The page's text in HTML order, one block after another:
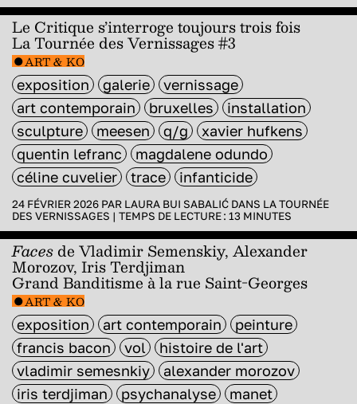
Le Critique s’interroge toujours trois fois
La Tournée des Vernissages #3
ART & KO
exposition galerie
vernissage
art contemporain
bruxelles
installation
sculpture
meesen q/g
xavier hufkens
quentin lefranc
magdalene odundo
céline cuvelier
trace infanticide
24 FÉVRIER 2026 PAR LAURA BUI SABALIĆ DANS LA TOURNÉE
DES VERNISSAGES | TEMPS DE LECTURE : 13 MINUTES
Facesde Vladimir Semenskiy, Alexander
Morozov, Iris Terdjiman
Grand Banditisme à la rue Saint-Georges
ART & KO
exposition art contemporain
peinture
francis bacon
vol
histoire de l'art
vladimir semesnkiy
alexander morozov
iris terdjiman
psychanalyse
manet